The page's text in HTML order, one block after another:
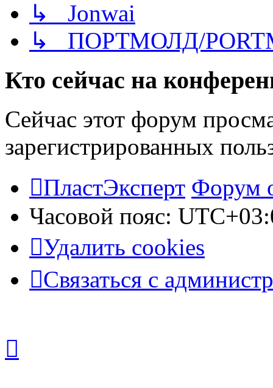
↳ Jonwai
↳ ПОРТМОЛД/
Кто сейчас на
Сейчас этот форум
зарегистрированных
ПластЭксперт Форум
Часовой пояс:
Удалить cookies
Связаться с